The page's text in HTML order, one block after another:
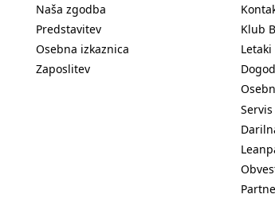
Naša zgodba
Predstavitev
Osebna izkaznica
Zaposlitev
Klub
Servis